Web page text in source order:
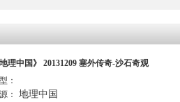
地理中国》 20131209 塞外传奇-沙石奇观
：
：
地理中国